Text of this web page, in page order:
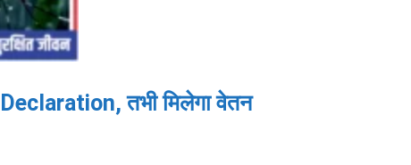
तभी मिलेगा वेतन